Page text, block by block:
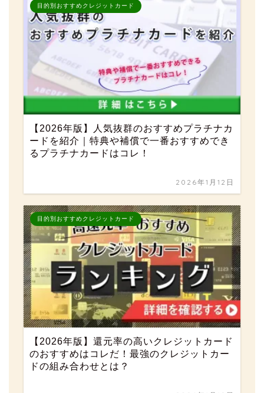
目的別おすすめクレジットカード
【2026年版】人気抜群のおすすめプラチナカ
ードを紹介｜特典や補償で一番おすすめでき
るプラチナカードはコレ！
2026年1月12日
目的別おすすめクレジットカード
【2026年版】還元率の高いクレジットカード
のおすすめはコレだ！最強のクレジットカー
ドの組み合わせとは？